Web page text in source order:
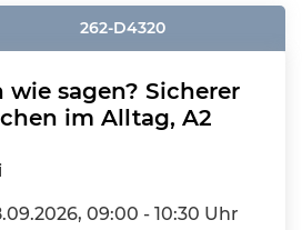
262-D4320
wie sagen? Sicherer
im Alltag, A2
09:00 - 10:30 Uhr